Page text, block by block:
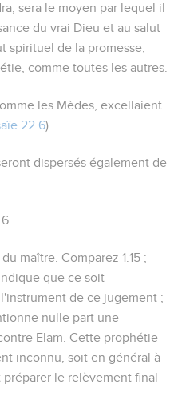
sera le moyen par lequel il
du vrai Dieu et au salut
spirituel de la promesse,
comme toutes les autres.
les Mèdes, excellaient
22.6).
dispersés également de
maître. Comparez1.15 ;
que ce soit
de ce jugement ;
nulle part une
Elam. Cette prophétie
inconnu, soit en général à
le relèvement final